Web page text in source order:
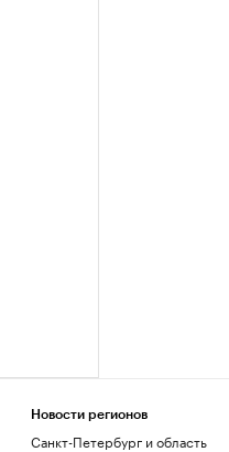
Новости регионов
Санкт-Петербург и область